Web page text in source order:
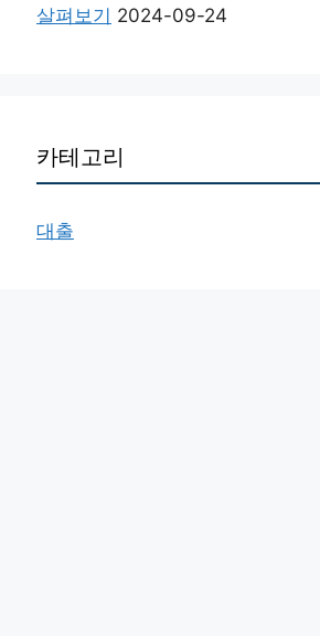
살펴보기 2024-09-24
카테고리
대출